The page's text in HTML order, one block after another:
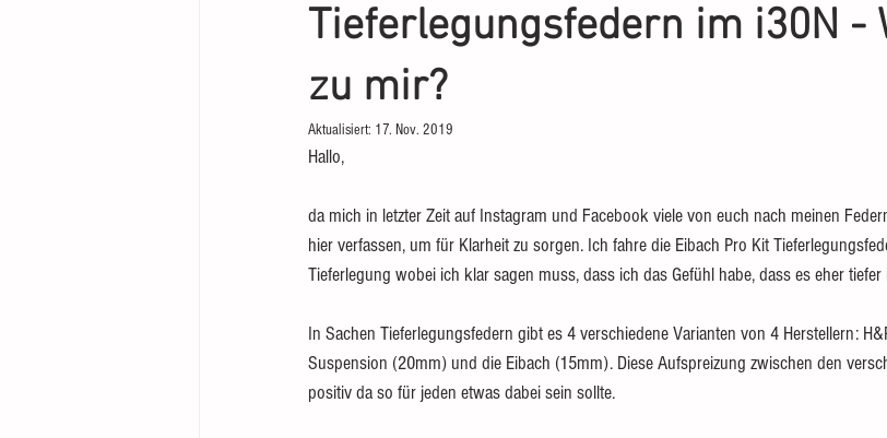
Tieferlegungsfedern im i30N -
zu mir?
Aktualisiert: 17. Nov. 2019
Hallo,
da mich in letzter Zeit auf Instagram und Facebook viele von euch nach meinen
hier verfassen, um für Klarheit zu sorgen. Ich fahre die Eibach Pro Kit
Tieferlegung wobei ich klar sagen muss, dass ich das Gefühl habe, dass es eher tiefer
In Sachen Tieferlegungsfedern gibt es 4 verschiedene Varianten von 4 Herstellern:
Suspension (20mm) und die Eibach (15mm). Diese Aufspreizung zwischen den
positiv da so für jeden etwas dabei sein sollte.